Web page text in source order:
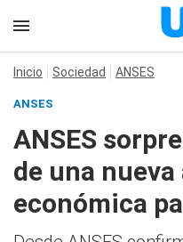
Inicio Sociedad ANSES
ANSES
ANSES
de una nueva
económica